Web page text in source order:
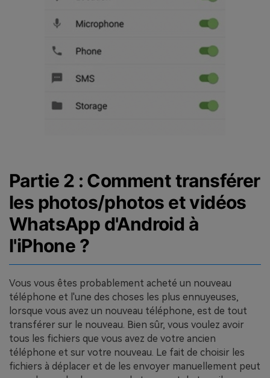
Partie 2 : Comment transférer
les photos/photos et vidéos
WhatsApp d'Android à
l'iPhone ?
Vous vous êtes probablement acheté un nouveau
téléphone et l'une des choses les plus ennuyeuses,
lorsque vous avez un nouveau téléphone, est de tout
transférer sur le nouveau. Bien sûr, vous voulez avoir
tous les fichiers que vous avez de votre ancien
téléphone et sur votre nouveau. Le fait de choisir les
fichiers à déplacer et de les envoyer manuellement peut